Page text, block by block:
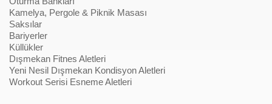
Kamelya, Pergole & Piknik Masası
Saksılar
Bariyerler
Küllükler
Dışmekan Fitnes Aletleri
Yeni Nesil Dışmekan Kondisyon Aletleri
Workout Serisi Esneme Aletleri